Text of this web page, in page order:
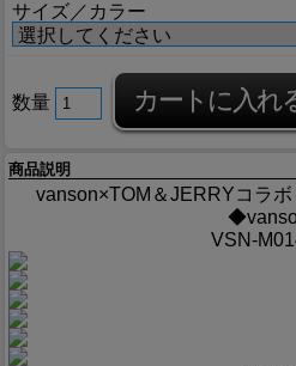
サイズ／カラー
数量
商品説明
vanson×TOM＆JERRYコラ
VSN-